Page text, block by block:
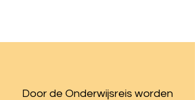
Door de Onderwijsreis worden